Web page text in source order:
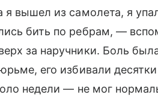
я вышел из самолета, я
бить по ребрам, —
за наручники. Боль
его избивали
недели — не мог